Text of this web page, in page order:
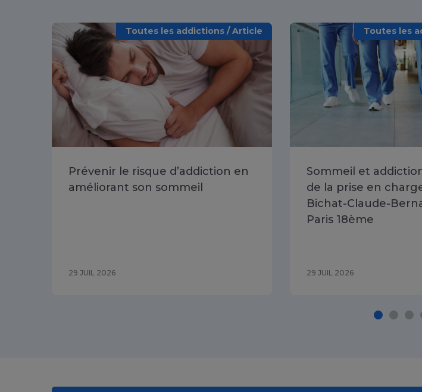
Toutes les addictions / Article
Prévenir le risque d’addiction en
améliorant son sommeil
29 JUIL 2026
Toutes les
Sommeil et
de la prise en
Bichat-Claude-
Paris 18ème
29 JUIL 2026